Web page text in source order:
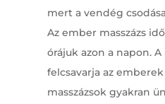
mert a vendég
Az ember masszázs
órájuk azon a napon.
felcsavarja az
masszázsok gyakran